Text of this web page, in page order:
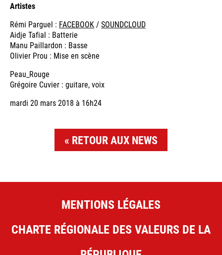
Artistes
Rémi Parguel : FACEBOOK/SOUNDCLOUD
Aidje Tafial : Batterie
Manu Paillardon : Basse
Olivier Prou : Mise en scène
Peau_Rouge
Grégoire Cuvier : guitare, voix
mardi 20 mars 2018 à 16h24
RETOUR AUX NEWS
MENTIONS LÉGALES
CHARTE RÉGIONALE DES VALEURS DE LA